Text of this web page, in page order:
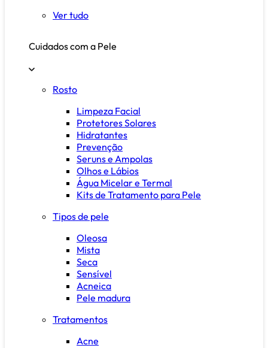
Ver tudo
Cuidados com a Pele
Rosto
Limpeza Facial
Protetores Solares
Hidratantes
Prevenção
Seruns e Ampolas
Olhos e Lábios
Água Micelar e Termal
Kits de Tratamento para Pele
Tipos de pele
Oleosa
Mista
Seca
Sensível
Acneica
Pele madura
Tratamentos
Acne